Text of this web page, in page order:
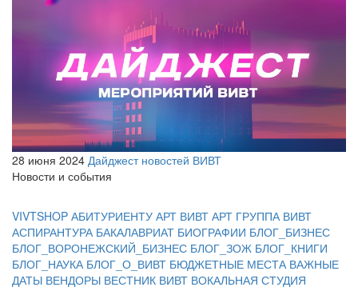
28 июня 2024 Дайджест новостей ВИВТ
Новости и события
VIVTSHOP АБИТУРИЕНТУ АРТ ВИВТ АРТ ГРУППА ВИВТ
АСПИРАНТУРА БАКАЛАВРИАТ БИОГРАФИИ БЛОГ_БИЗНЕС
БЛОГ_ВОРОНЕЖСКИЙ_БИЗНЕС БЛОГ_ЗОЖ БЛОГ_КНИГИ
БЛОГ_НАУКА БЛОГ_О_ВИВТ БЮДЖЕТНЫЕ МЕСТА ВАЖНЫЕ
ДАТЫ ВЕНДОРЫ ВЕСТНИК ВИВТ ВОКАЛЬНАЯ СТУДИЯ